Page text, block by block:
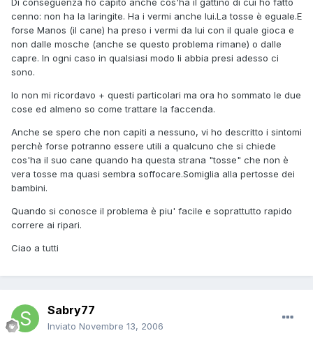
cenno: non ha la laringite. Ha i vermi anche lui.La tosse è eguale.E
forse Manos (il cane) ha preso i vermi da lui con il quale gioca e
non dalle mosche (anche se questo problema rimane) o dalle
capre. In ogni caso in qualsiasi modo li abbia presi adesso ci
sono.
Io non mi ricordavo + questi particolari ma ora ho sommato le due
cose ed almeno so come trattare la faccenda.
Anche se spero che non capiti a nessuno, vi ho descritto i sintomi
perchè forse potranno essere utili a qualcuno che si chiede
cos'ha il suo cane quando ha questa strana "tosse" che non è
vera tosse ma quasi sembra soffocare.Somiglia alla pertosse dei
bambini.
Quando si conosce il problema è piu' facile e soprattutto rapido
correre ai ripari.
Ciao a tutti
Sabry77
Inviato Novembre 13, 2006